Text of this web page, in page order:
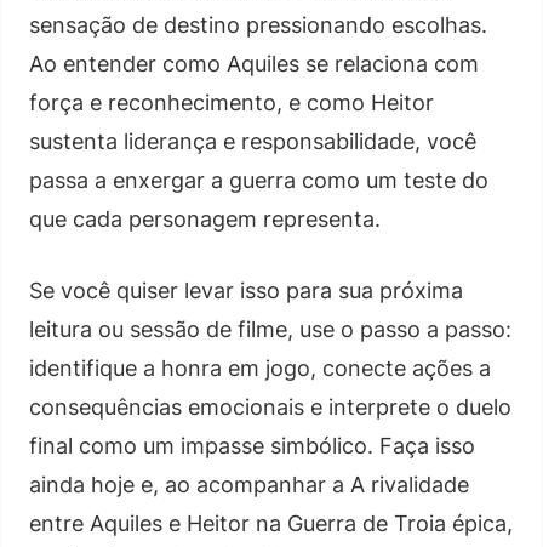
sensação de destino pressionando escolhas.
Ao entender como Aquiles se relaciona com
força e reconhecimento, e como Heitor
sustenta liderança e responsabilidade, você
passa a enxergar a guerra como um teste do
que cada personagem representa.
Se você quiser levar isso para sua próxima
leitura ou sessão de filme, use o passo a passo:
identifique a honra em jogo, conecte ações a
consequências emocionais e interprete o duelo
final como um impasse simbólico. Faça isso
ainda hoje e, ao acompanhar a A rivalidade
entre Aquiles e Heitor na Guerra de Troia épica,